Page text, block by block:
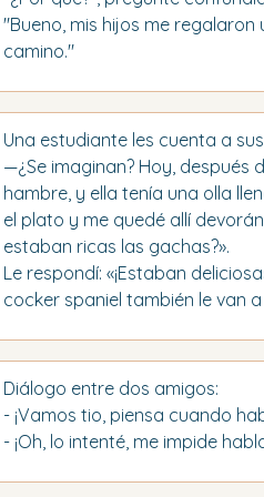
"Bueno, mis hijos me
camino."
Una estudiante les cuenta a
—¿Se imaginan? Hoy, después
hambre, y ella tenía una olla
el plato y me quedé allí
estaban ricas las gachas?».
Le respondí: «¡Estaban
cocker spaniel también le van
Diálogo entre dos amigos:
- ¡Vamos tio, piensa cuando
- ¡Oh, lo intenté, me impide